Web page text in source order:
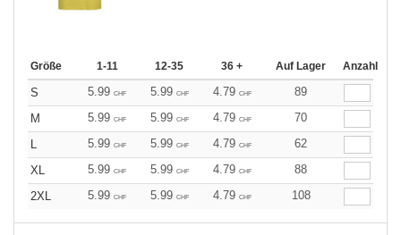
Größe 1-11 12-35 36 + Auf Lager Anzahl
S 5.99 CHF 5.99 CHF 4.79 CHF
89
M
5.99 CHF 5.99 CHF 4.79 CHF
70
L
5.99 CHF 5.99 CHF 4.79 CHF
62
XL
5.99 CHF 5.99 CHF 4.79 CHF
88
2XL
5.99 CHF 5.99 CHF 4.79 CHF 108